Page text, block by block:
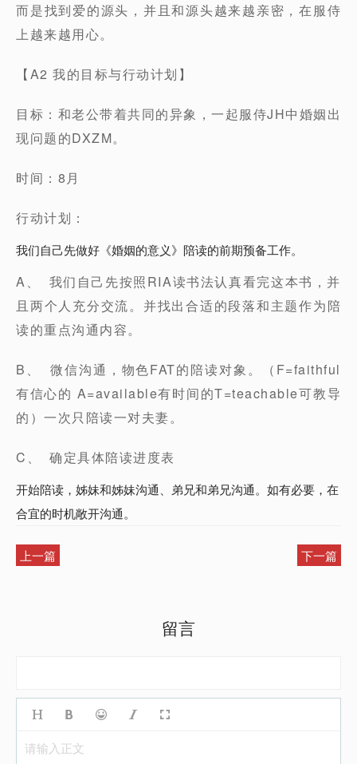
而是找到爱的源头，并且和源头越来越亲密，在服侍
上越来越用心。
【A2 我的目标与行动计划】
目标：和老公带着共同的异象，一起服侍JH中婚姻出
现问题的DXZM。
时间：8月
行动计划：
我们自己先做好《婚姻的意义》陪读的前期预备工作。
A、 我们自己先按照RIA读书法认真看完这本书，并
且两个人充分交流。并找出合适的段落和主题作为陪
读的重点沟通内容。
B、 微信沟通，物色FAT的陪读对象。（F=faithful
有信心的 A=available有时间的T=teachable可教导
的）一次只陪读一对夫妻。
C、 确定具体陪读进度表
开始陪读，姊妹和姊妹沟通、弟兄和弟兄沟通。如有必要，在
合宜的时机敞开沟通。
上一篇 下一篇
留言
请输入正文